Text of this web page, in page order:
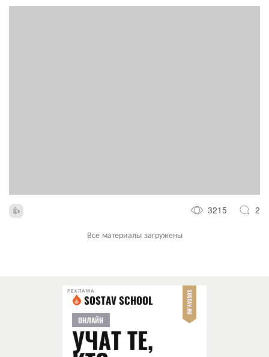
3215 2
Все материалы загружены
РЕКЛАМА